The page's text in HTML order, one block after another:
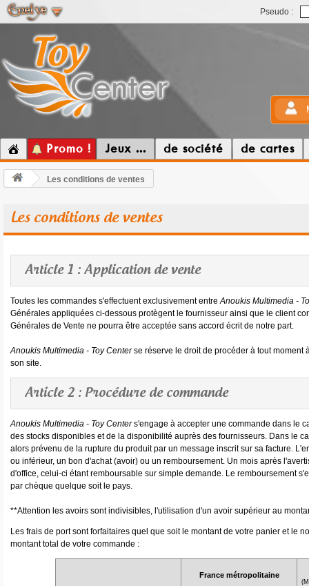
Pseudo :
Promo ! Jeux ... de société de cartes
Les conditions de ventes
Les conditions de ventes
Article 1 : Application de vente
Toutes les commandes s'effectuent exclusivement entreAnoukis Multimedia -
Générales appliquées ci-dessous protègent le fournisseur ainsi que le client
Générales de Vente ne pourra être acceptée sans accord écrit de notre part.
Anoukis Multimedia - Toy Centerse réserve le droit de procéder à tout moment
son site.
Article 2 : Procédure de commande
Anoukis Multimedia - Toy Centers'engage à accepter une commande dans le
des stocks disponibles et de la disponibilité auprès des fournisseurs. Dans le
alors prévenu de la rupture du produit par un message inscrit sur sa facture.
ou inférieur, un bon d'achat (avoir) ou un remboursement. Un mois après
d'office, celui-ci étant remboursable sur simple demande. Le remboursement
par chèque quelque soit le pays.
**Attention les avoirs sont indivisibles, l'utilisation d'un avoir supérieur au
Les frais de port sont forfaitaires quel que soit le montant de votre panier et le
montant total de votre commande :
France métropolitaine